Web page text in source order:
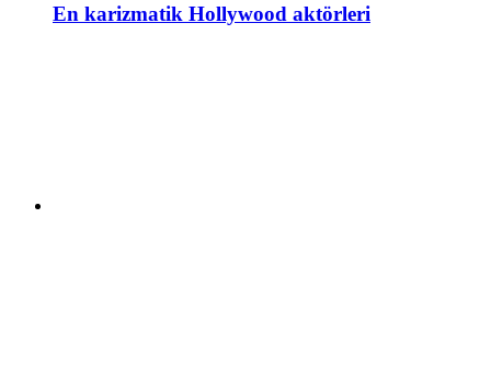
En karizmatik Hollywood aktörleri